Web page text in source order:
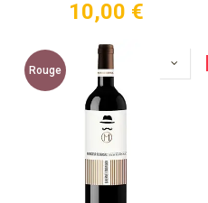
10,00 €
Rouge